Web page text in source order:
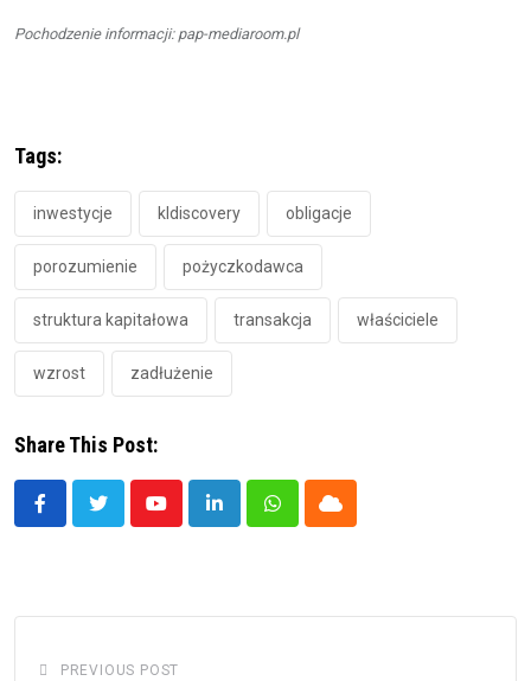
Pochodzenie informacji: pap-mediaroom.pl
Tags:
inwestycje kldiscovery obligacje
porozumienie pożyczkodawca
struktura kapitałowa transakcja właściciele
wzrost zadłużenie
Share This Post:
YoutubeLinkedInWhatsappCloud
PREVIOUS POST